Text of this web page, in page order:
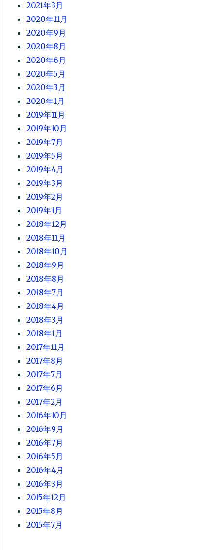
2021年3月
2020年11月
2020年9月
2020年8月
2020年6月
2020年5月
2020年3月
2020年1月
2019年11月
2019年10月
2019年7月
2019年5月
2019年4月
2019年3月
2019年2月
2019年1月
2018年12月
2018年11月
2018年10月
2018年9月
2018年8月
2018年7月
2018年4月
2018年3月
2018年1月
2017年11月
2017年8月
2017年7月
2017年6月
2017年2月
2016年10月
2016年9月
2016年7月
2016年5月
2016年4月
2016年3月
2015年12月
2015年8月
2015年7月